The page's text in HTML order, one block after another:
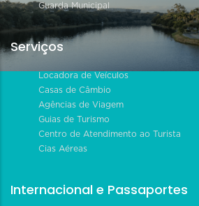
Guarda Municipal
Serviços
Locadora de Veículos
Casas de Câmbio
Agências de Viagem
Guias de Turismo
Centro de Atendimento ao Turista
Cias Aéreas
Internacional e Passaportes